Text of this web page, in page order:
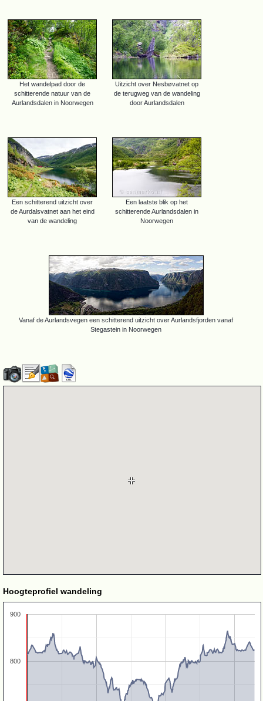
Het wandelpad door de
schitterende natuur van de
Aurlandsdalen in Noorwegen
Uitzicht over Nesbøvatnet op
de terugweg van de wandeling
door Aurlandsdalen
Een schitterend uitzicht over
de Aurdalsvatnet aan het eind
van de wandeling
Een laatste blik op het
schitterende Aurlandsdalen in
Noorwegen
Vanaf de Aurlandsvegen een schitterend uitzicht over Aurlandsfjorden vanaf
Stegastein in Noorwegen
Hoogteprofiel wandeling
800
900